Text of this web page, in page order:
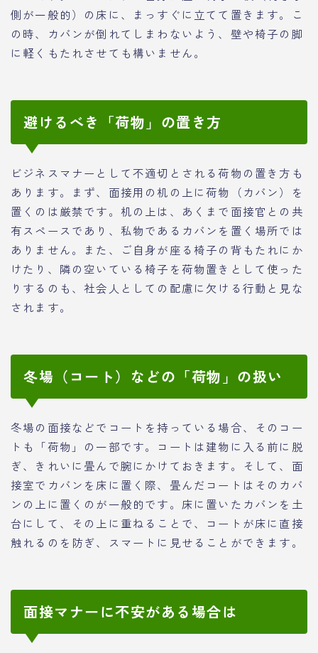
側が一般的）の床に、まっすぐに立てて置きます。こ
の時、カバンが倒れてしまわないよう、壁や椅子の脚
に軽くもたれさせても構いません。
避けるべき「荷物」の置き方
ビジネスマナーとして不適切とされる荷物の置き方も
あります。まず、面接用の机の上に荷物（カバン）を
置くのは厳禁です。机の上は、あくまで面接官との共
有スペースであり、私物であるカバンを置く場所では
ありません。また、ご自身が座る椅子の背もたれにか
けたり、隣の空いている椅子を荷物置きとして使った
りするのも、社会人としての配慮に欠ける行動と見な
されます。
冬場（コート）などの「荷物」の扱い
冬場の面接などでコートを持っている場合、そのコー
トも「荷物」の一部です。コートは建物に入る前に脱
ぎ、きれいに畳んで腕にかけておきます。そして、面
接室でカバンを床に置く際、畳んだコートはそのカバ
ンの上に置くのが一般的です。床に置いたカバンを土
台にして、その上に重ねることで、コートが床に直接
触れるのを防ぎ、スマートに見せることができます。
面接マナーに不安がある場合は